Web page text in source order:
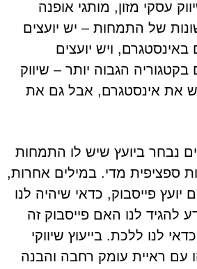
עסקי מזון, מותגי אופנה
של התמחות – יש יועצים
ויש יועצים
הגבוה יותר – שיווק
יש את אינסטגרם, אבל גם את
נבחר ביועץ שיש לו התמחות
ספציפית מדי. במילים אחרות,
יועץ פייסבוק, כדאי שיהיה לנו
להגיד לנו האם פייסבוק זה
לנו ללכת. בייעוץ שיווקי
עם ראיית עומק רחבה והבנה